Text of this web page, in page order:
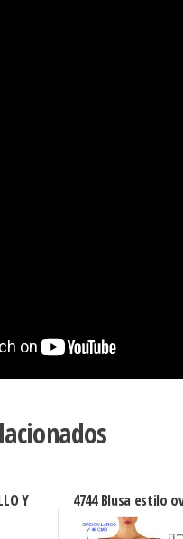
Y 4744 Blusa estilo